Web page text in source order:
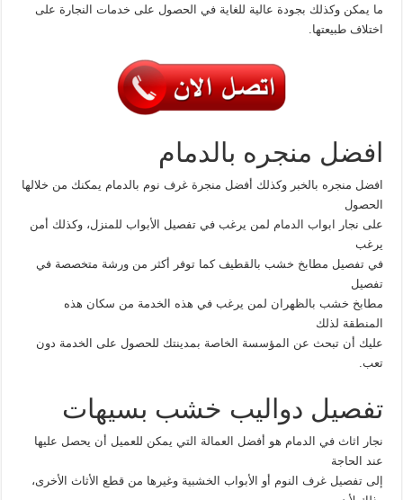
ما يمكن وكذلك بجودة عالية للغاية في الحصول على خدمات النجارة على
اختلاف طبيعتها.
افضل منجره بالدمام
افضل منجره بالخبر وكذلك أفضل منجرة غرف نوم بالدمام يمكنك من خلالها
الحصول
على نجار ابواب الدمام لمن يرغب في تفصيل الأبواب للمنزل، وكذلك أمن
يرغب
في تفصيل مطابخ خشب بالقطيف كما توفر أكثر من ورشة متخصصة في
تفصيل
مطابخ خشب بالظهران لمن يرغب في هذه الخدمة من سكان هذه
المنطقة لذلك
عليك أن تبحث عن المؤسسة الخاصة بمدينتك للحصول على الخدمة دون
تعب.
تفصيل دواليب خشب بسيهات
نجار اثاث في الدمام هو أفضل العمالة التي يمكن للعميل أن يحصل عليها
عند الحاجة
إلى تفصيل غرف النوم أو الأبواب الخشبية وغيرها من قطع الأثاث الأخرى،